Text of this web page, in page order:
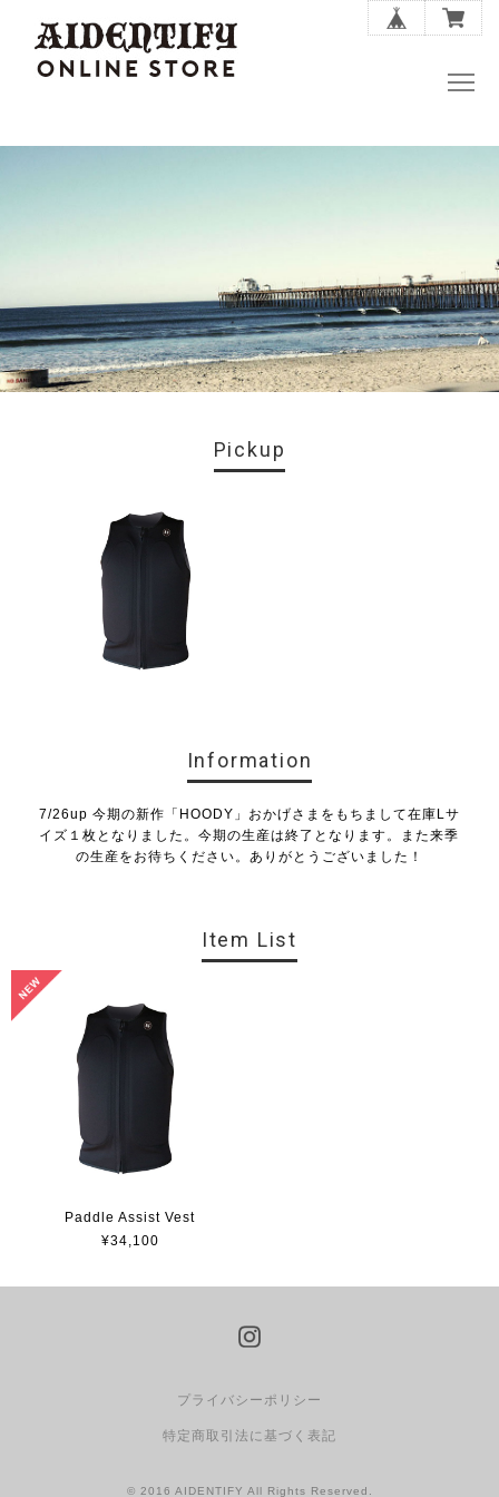
Pickup
Information
7/26up 今期の新作「HOODY」おかげさまをもちまして在庫Lサ
イズ１枚となりました。今期の生産は終了となります。また来季
の生産をお待ちください。ありがとうございました！
Item List
Paddle Assist Vest
¥34,100
プライバシーポリシー
特定商取引法に基づく表記
© 2016 AIDENTIFY All Rights Reserved.